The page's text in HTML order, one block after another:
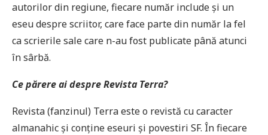
autorilor din regiune, fiecare număr include și un
eseu despre scriitor, care face parte din număr la fel
ca scrierile sale care n-au fost publicate până atunci
în sârbă.
Ce părere ai despre Revista Terra?
Revista (fanzinul) Terra este o revistă cu caracter
almanahic și conține eseuri și povestiri SF. În fiecare